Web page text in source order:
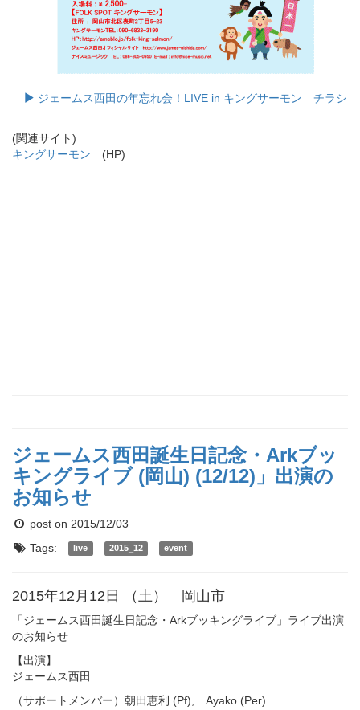
ジェームス西田の年忘れ会！LIVE in キングサーモン チラシ
(関連サイト)
キングサーモン (HP)
ジェームス西田誕生日記念・Arkブッ
キングライブ (岡山) (12/12)」出演の
お知らせ
post on 2015/12/03
Tags:
live 2015_12 event
2015年12月12日 （土） 岡山市
「ジェームス西田誕生日記念・Arkブッキングライブ」ライブ出演
のお知らせ
【出演】
ジェームス西田
（サポートメンバー）朝田恵利 (Pf), Ayako (Per)